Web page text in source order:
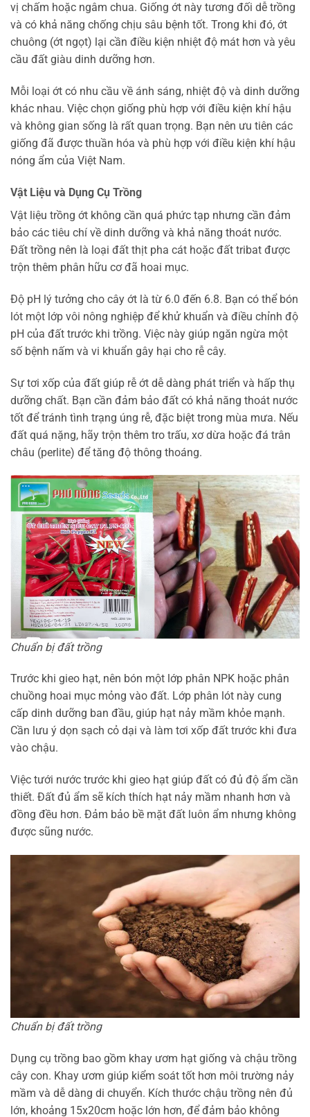
vị chấm hoặc ngâm chua. Giống ớt này tương đối dễ trồng
và có khả năng chống chịu sâu bệnh tốt. Trong khi đó, ớt
chuông (ớt ngọt) lại cần điều kiện nhiệt độ mát hơn và yêu
cầu đất giàu dinh dưỡng hơn.
Mỗi loại ớt có nhu cầu về ánh sáng, nhiệt độ và dinh dưỡng
khác nhau. Việc chọn giống phù hợp với điều kiện khí hậu
và không gian sống là rất quan trọng. Bạn nên ưu tiên các
giống đã được thuần hóa và phù hợp với điều kiện khí hậu
nóng ẩm của Việt Nam.
Vật Liệu và Dụng Cụ Trồng
Vật liệu trồng ớt không cần quá phức tạp nhưng cần đảm
bảo các tiêu chí về dinh dưỡng và khả năng thoát nước.
Đất trồng nên là loại đất thịt pha cát hoặc đất tribat được
trộn thêm phân hữu cơ đã hoai mục.
Độ pH lý tưởng cho cây ớt là từ 6.0 đến 6.8. Bạn có thể bón
lót một lớp vôi nông nghiệp để khử khuẩn và điều chỉnh độ
pH của đất trước khi trồng. Việc này giúp ngăn ngừa một
số bệnh nấm và vi khuẩn gây hại cho rễ cây.
Sự tơi xốp của đất giúp rễ ớt dễ dàng phát triển và hấp thụ
dưỡng chất. Bạn cần đảm bảo đất có khả năng thoát nước
tốt để tránh tình trạng úng rễ, đặc biệt trong mùa mưa. Nếu
đất quá nặng, hãy trộn thêm tro trấu, xơ dừa hoặc đá trân
châu (perlite) để tăng độ thông thoáng.
Chuẩn bị đất trồng
Trước khi gieo hạt, nên bón một lớp phân NPK hoặc phân
chuồng hoai mục mỏng vào đất. Lớp phân lót này cung
cấp dinh dưỡng ban đầu, giúp hạt nảy mầm khỏe mạnh.
Cần lưu ý dọn sạch cỏ dại và làm tơi xốp đất trước khi đưa
vào chậu.
Việc tưới nước trước khi gieo hạt giúp đất có đủ độ ẩm cần
thiết. Đất đủ ẩm sẽ kích thích hạt nảy mầm nhanh hơn và
đồng đều hơn. Đảm bảo bề mặt đất luôn ẩm nhưng không
được sũng nước.
Chuẩn bị đất trồng
Dụng cụ trồng bao gồm khay ươm hạt giống và chậu trồng
cây con. Khay ươm giúp kiểm soát tốt hơn môi trường nảy
mầm và dễ dàng di chuyển. Kích thước chậu trồng nên đủ
lớn, khoảng 15x20cm hoặc lớn hơn, để đảm bảo không